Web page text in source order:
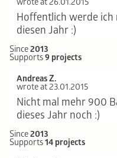
wrote at 26.01.2015
Hoffentlich werde
diesen Jahr :)
Since2013
Supports9 projects
Andreas Z.
wrote at 23.01.2015
Nicht mal mehr 900
dieses Jahr noch :)
Since2013
Supports14 projects